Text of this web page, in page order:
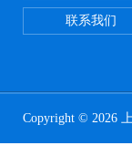
联系我们
Copyright © 2026